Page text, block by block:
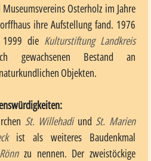
Osterholz im Jahre
ihre Aufstellung fand. 1976
1999 die Kulturstiftung Landkreis
gewachsenen Bestand an
Objekten.
St. Willehadiund St. Marien
ist als weiteres Baudenkmal
zu nennen. Der zweistöckige